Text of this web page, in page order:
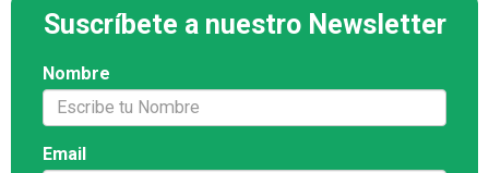
Suscríbete a nuestro Newsletter
Nombre
Email